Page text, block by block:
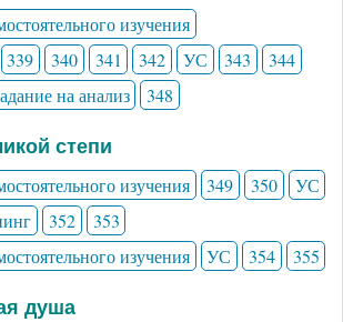
изучения
339 340 341 342 УС 343
344
на анализ 348
степи
изучения 349 350
УС
352
353
изучения
УС 354 355
душа